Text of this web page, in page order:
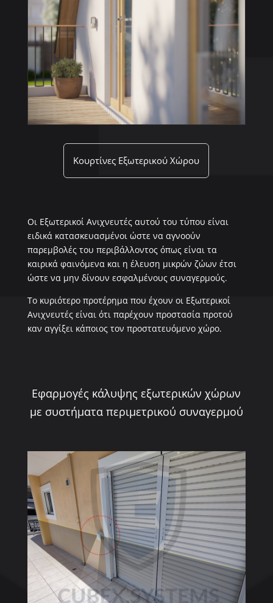
Κουρτίνες Εξωτερικού Χώρου
Οι Εξωτερικοί Ανιχνευτές αυτού του τύπου είναι
ειδικά κατασκευασμένοι ώστε να αγνοούν
παρεμβολές του περιβάλλοντος όπως είναι τα
καιρικά φαινόμενα και η έλευση μικρών ζώων έτσι
ώστε να μην δίνουν εσφαλμένους συναγερμούς.
Το κυριότερο προτέρημα που έχουν οι Εξωτερικοί
Ανιχνευτές είναι ότι παρέχουν προστασία προτού
καν αγγίξει κάποιος τον προστατευόμενο χώρο.
Εφαρμογές κάλυψης εξωτερικών χώρων
με συστήματα περιμετρικού συναγερμού